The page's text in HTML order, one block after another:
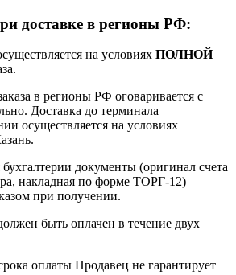
доставке в регионы РФ:
на условиях ПОЛНОЙ
в регионы РФ оговаривается с
Доставка до терминала
осуществляется на условиях
документы (оригинал счета
накладная по форме ТОРГ-12)
при получении.
быть оплачен в течение двух
оплаты Продавец не гарантирует